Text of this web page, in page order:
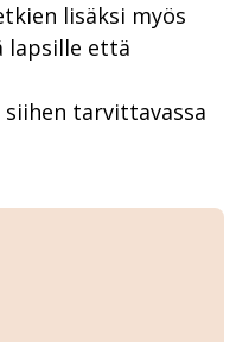
lisäksi myös
lapsille että
tarvittavassa